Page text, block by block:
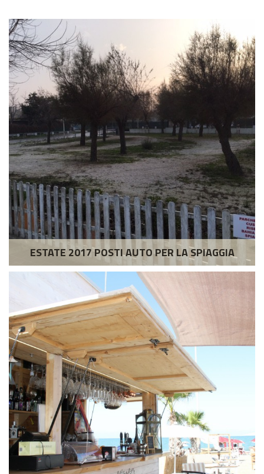
ESTATE 2017 POSTI AUTO PER LA SPIAGGIA